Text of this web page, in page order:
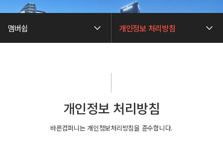
맴버쉽 개인정보 처리방침
개인정보 처리방침
바른컴퍼니는 개인정보처리방침을 준수합니다.